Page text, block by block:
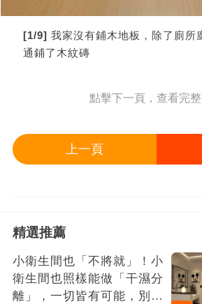
[1/9] 我家沒有鋪木地板，除了廁所
通鋪了木紋磚
點擊下一頁，查看完
上一頁
精選推薦
小衛生間也「不將就」！小
衛生間也照樣能做「干濕分
離」，一切皆有可能，別太